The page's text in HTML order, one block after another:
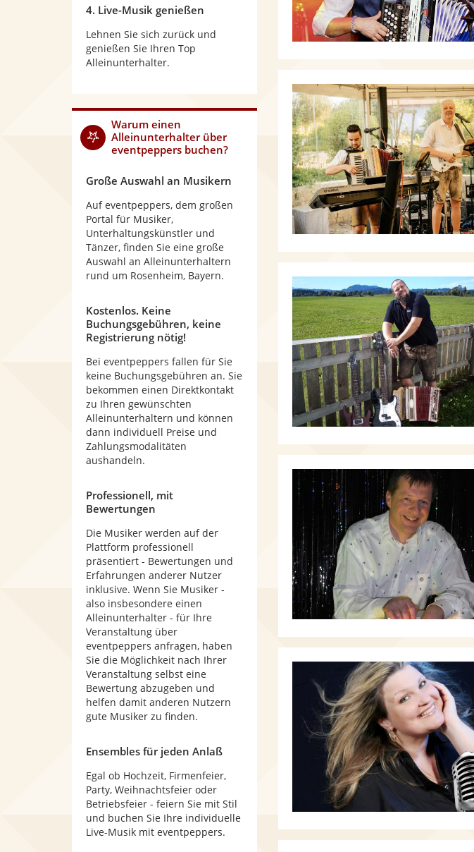
4. Live-Musik genießen
Lehnen Sie sich zurück und
genießen Sie Ihren Top
Alleinunterhalter.
Warum einen
Alleinunterhalterüber
eventpeppers buchen?
Große Auswahl an Musikern
Auf eventpeppers, dem großen
Portal für Musiker,
Unterhaltungskünstler und
Tänzer, finden Sie eine große
Auswahl an Alleinunterhaltern
rund um Rosenheim, Bayern.
Kostenlos. Keine
Buchungsgebühren, keine
Registrierung nötig!
Bei eventpeppers fallen für Sie
keine Buchungsgebühren an. Sie
bekommen einen Direktkontakt
zu Ihren gewünschten
Alleinunterhaltern und können
dann individuell Preise und
Zahlungsmodalitäten
aushandeln.
Professionell, mit
Bewertungen
Die Musiker werden auf der
Plattform professionell
präsentiert - Bewertungen und
Erfahrungen anderer Nutzer
inklusive. Wenn Sie Musiker -
also insbesondere einen
Alleinunterhalter - für Ihre
Veranstaltung über
eventpeppers anfragen, haben
Sie die Möglichkeit nach Ihrer
Veranstaltung selbst eine
Bewertung abzugeben und
helfen damit anderen Nutzern
gute Musiker zu finden.
Ensembles für jeden Anlaß
Egal ob Hochzeit, Firmenfeier,
Party, Weihnachtsfeier oder
Betriebsfeier - feiern Sie mit Stil
und buchen Sie Ihre individuelle
Live-Musik mit eventpeppers.